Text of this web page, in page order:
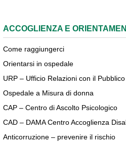
ACCOGLIENZA E
Come raggiungerci
Orientarsi in ospedale
URP – Ufficio Relazioni con il Pubblico
Ospedale a Misura di donna
CAP – Centro di Ascolto Psicologico
CAD – DAMA Centro Accoglienza
Anticorruzione – prevenire il rischio